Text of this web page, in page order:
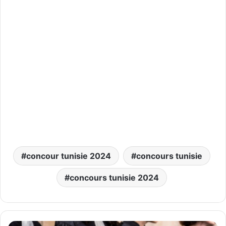
concour tunisie 2024 concours tunisie
concours tunisie 2024